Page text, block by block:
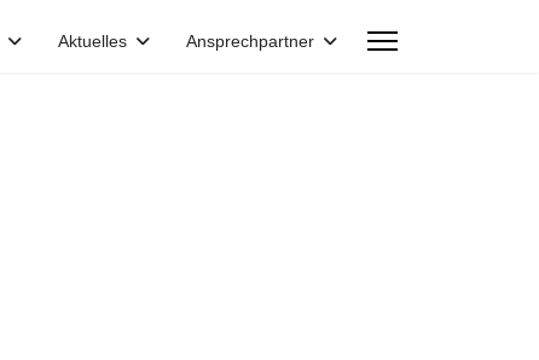
Aktuelles Ansprechpartner